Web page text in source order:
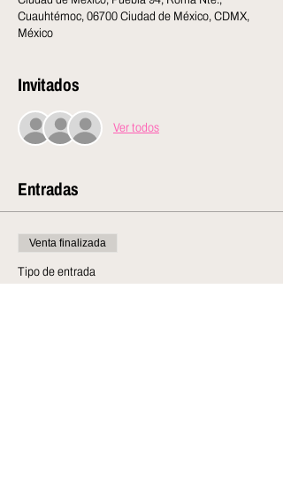
Cuauhtémoc, 06700 Ciudad de México, CDMX,
México
Invitados
Ver todos
Entradas
Venta finalizada
Tipo de entrada